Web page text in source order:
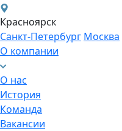
Красноярск
Санкт-Петербург Москва
О компании
О нас
История
Команда
Вакансии